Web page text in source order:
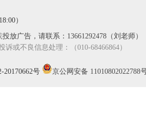
）
投放广告，请联系：13661292478（刘老师）
诉或不良信息处理：（010-68466864）
20170662号 京公网安备 11010802022788